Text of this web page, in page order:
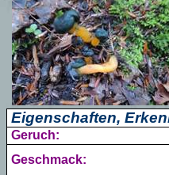
Eigenschaften,
Geruch:
Geschmack: